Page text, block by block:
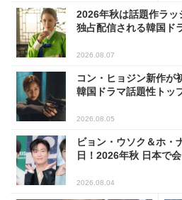
2026年秋は話題作ラ
独占配信される韓国ド
2026.08.07
コン・ヒョジン新作が
韓国ドラマ話題性トッ
2026.08.05
ビョン・ウソク＆ホ・
日！2026年秋 日本で
2026.08.04